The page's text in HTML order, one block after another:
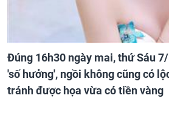
Đúng 16h30 ngày mai, thứ Sáu
'số hưởng', ngồi không cũng có
tránh được họa vừa có tiền vàng